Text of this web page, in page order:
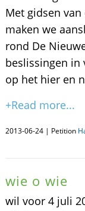
Met gidsen
maken we
rond De
beslissingen in
op het hier en
+Read more...
2013-06-24 | Petition
wie o wie
wil voor 4 juli